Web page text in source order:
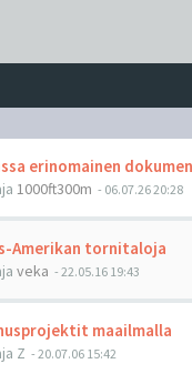
erinomainen
1000ft300m - 06.07.26 20:28
Amerikan tornitaloja
veka - 22.05.16 19:43
maailmalla
Z - 20.07.06 15:42